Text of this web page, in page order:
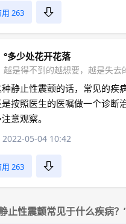
263
°多少处花开花落
越是得不到的越想要，越是失去
静止性震颤的话，常见的疾
按照医生的医嘱做一个诊断
意观察。
2022-05-04 10:42
263
止性震颤常见于什么疾病